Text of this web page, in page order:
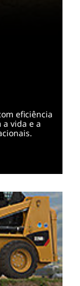
eficiência
vida e a